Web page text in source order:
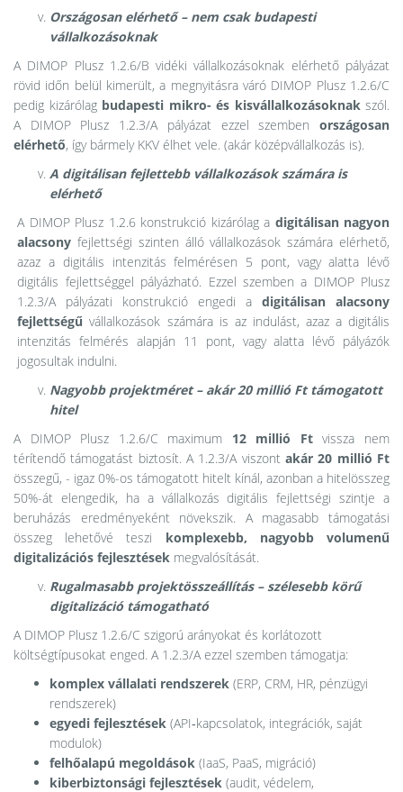
Országosan elérhető – nem csak budapesti
vállalkozásoknak
A DIMOP Plusz 1.2.6/B vidéki vállalkozásoknak elérhető pályázat
rövid időn belül kimerült, a megnyitásra váró DIMOP Plusz 1.2.6/C
pedig kizárólag budapesti mikro- és kisvállalkozásoknakszól.
A DIMOP Plusz 1.2.3/A pályázat ezzel szemben országosan
elérhető, így bármely KKV élhet vele. (akár középvállalkozás is).
A digitálisan fejlettebb vállalkozások számára is
elérhető
A DIMOP Plusz 1.2.6 konstrukció kizárólag a digitálisan nagyon
alacsony fejlettségi szinten álló vállalkozások számára elérhető,
azaz a digitális intenzitás felmérésen 5 pont, vagy alatta lévő
digitális fejlettséggel pályázható. Ezzel szemben a DIMOP Plusz
1.2.3/A pályázati konstrukció engedi adigitálisan alacsony
fejlettségű vállalkozások számára is az indulást, azaz a digitális
intenzitás felmérés alapján 11 pont, vagy alatta lévő pályázók
jogosultak indulni.
Nagyobb projektméret – akár 20 millió Ft támogatott
hitel
A DIMOP Plusz 1.2.6/C maximum 12 millió Ftvissza nem
térítendő támogatást biztosít. A 1.2.3/A viszont akár 20 millió Ft
összegű, - igaz 0%-os támogatott hitelt kínál, azonban a hitelösszeg
50%-át elengedik, ha a vállalkozás digitális fejlettségi szintje a
beruházás eredményeként növekszik. A magasabb támogatási
összeg lehetővé teszi komplexebb, nagyobb volumenű
digitalizációs fejlesztések megvalósítását.
Rugalmasabb projektösszeállítás – szélesebb körű
digitalizáció támogatható
A DIMOP Plusz 1.2.6/C szigorú arányokat és korlátozott
költségtípusokat enged. A 1.2.3/A ezzel szemben támogatja:
komplex vállalati rendszerek (ERP, CRM, HR, pénzügyi
rendszerek)
egyedi fejlesztések (API‑kapcsolatok, integrációk, saját
modulok)
felhőalapú megoldások (IaaS, PaaS, migráció)
kiberbiztonsági fejlesztések (audit, védelem,